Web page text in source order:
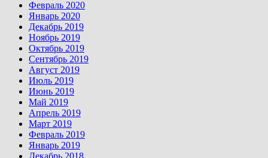
Февраль 2020
Январь 2020
Декабрь 2019
Ноябрь 2019
Октябрь 2019
Сентябрь 2019
Август 2019
Июль 2019
Июнь 2019
Май 2019
Апрель 2019
Март 2019
Февраль 2019
Январь 2019